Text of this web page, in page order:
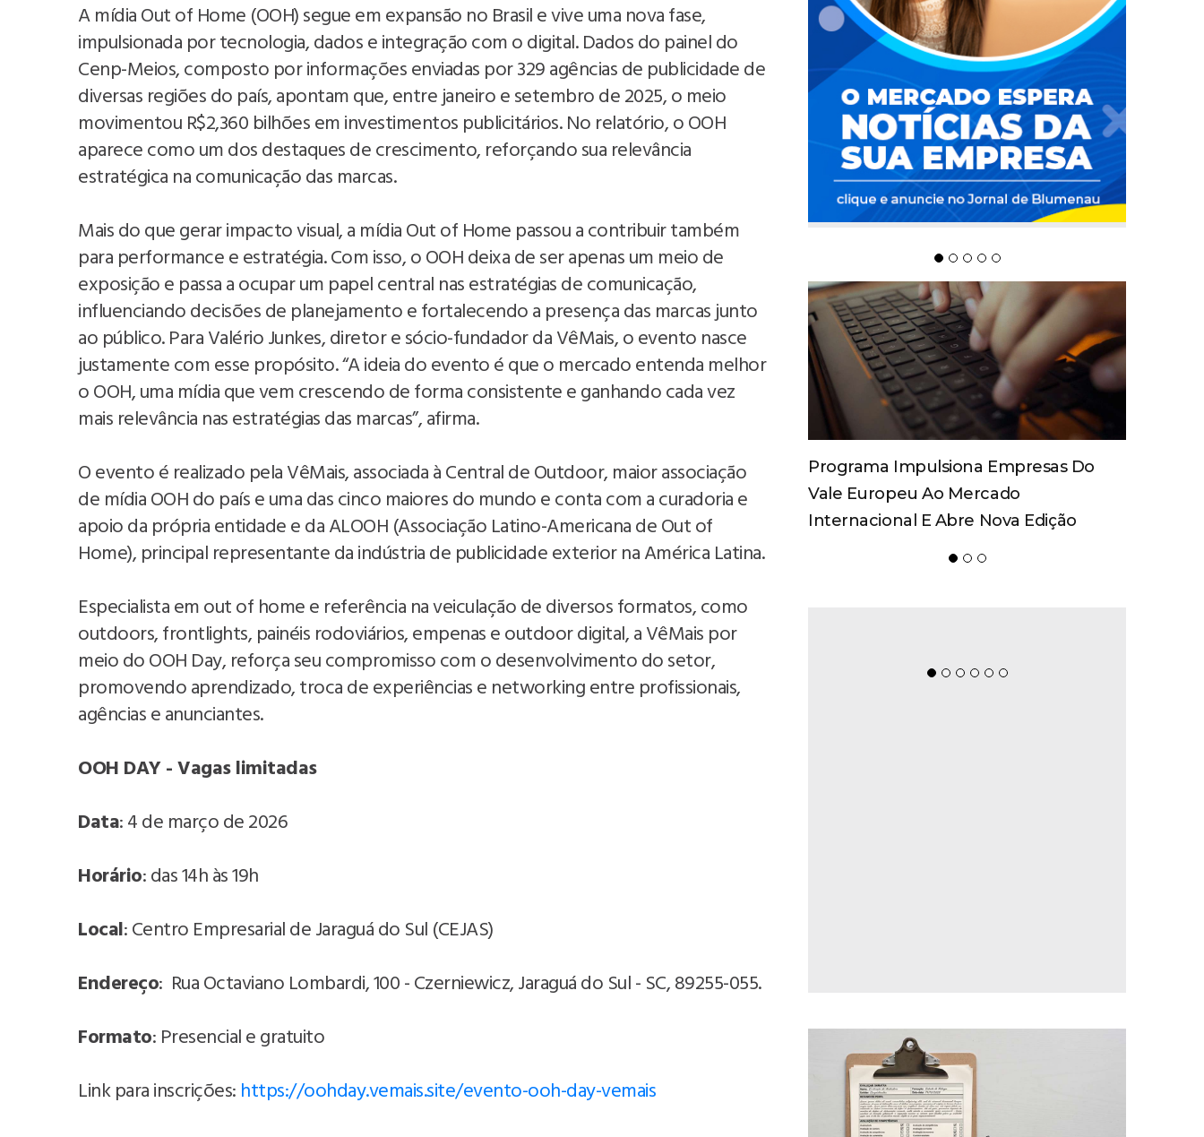
A mídia Out of Home (OOH) segue em expansão no Brasil e vive uma nova fase,
impulsionada por tecnologia, dados e integração com o digital. Dados do painel do
Cenp-Meios, composto por informações enviadas por 329 agências de publicidade de
diversas regiões do país, apontam que, entre janeiro e setembro de 2025, o meio
movimentou R$2,360 bilhões em investimentos publicitários. No relatório, o OOH
aparece como um dos destaques de crescimento, reforçando sua relevância
estratégica na comunicação das marcas.
Mais do que gerar impacto visual, a mídia Out of Home passou a contribuir também
para performance e estratégia. Com isso, o OOH deixa de ser apenas um meio de
exposição e passa a ocupar um papel central nas estratégias de comunicação,
influenciando decisões de planejamento e fortalecendo a presença das marcas junto
ao público. Para Valério Junkes, diretor e sócio-fundador da VêMais, o evento nasce
justamente com esse propósito. “A ideia do evento é que o mercado entenda melhor
o OOH, uma mídia que vem crescendo de forma consistente e ganhando cada vez
mais relevância nas estratégias das marcas”, afirma.
O evento é realizado pela VêMais, associada à Central de Outdoor, maior associação
de mídia OOH do país e uma das cinco maiores do mundo e conta com a curadoria e
apoio da própria entidade e da ALOOH (Associação Latino-Americana de Out of
Home), principal representante da indústria de publicidade exterior na América Latina.
Especialista em out of home e referência na veiculação de diversos formatos, como
outdoors, frontlights, painéis rodoviários, empenas e outdoor digital, a VêMais por
meio do OOH Day, reforça seu compromisso com o desenvolvimento do setor,
promovendo aprendizado, troca de experiências e networking entre profissionais,
agências e anunciantes.
OOH DAY - Vagas limitadas
Data: 4 de março de 2026
Horário: das 14h às 19h
Local: Centro Empresarial de Jaraguá do Sul (CEJAS)
Endereço: Rua Octaviano Lombardi, 100 - Czerniewicz, Jaraguá do Sul - SC, 89255-055.
Formato: Presencial e gratuito
Link para inscrições: https://oohday.vemais.site/evento-ooh-day-vemais
Programa Impulsiona Empresas Do
Vale Europeu Ao Mercado
Internacional E Abre Nova Edição
Spaten Tisch Chega À Oktoberfest De
Blumenau Para Celebrar O Ritual Da
Cerveja E Dos Encontros